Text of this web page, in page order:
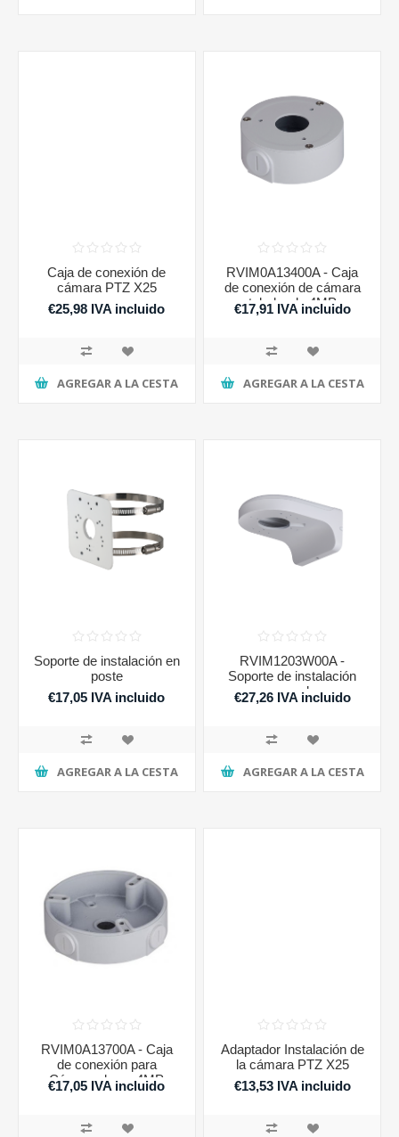
Caja de conexión de
cámara PTZ X25
€25,98 IVA incluido
AGREGAR A LA CESTA
RVIM0A13400A - Caja
de conexión de cámara
tubular de 4MP
€17,91 IVA incluido
AGREGAR A LA CESTA
Soporte de instalación en
poste
€17,05 IVA incluido
AGREGAR A LA CESTA
RVIM1203W00A -
Soporte de instalación
pared
€27,26 IVA incluido
AGREGAR A LA CESTA
RVIM0A13700A - Caja
de conexión para
Cámara domo 4MP
€17,05 IVA incluido
Adaptador Instalación de
la cámara PTZ X25
€13,53 IVA incluido